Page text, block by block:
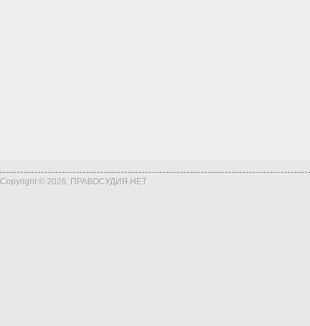
Copyright © 2026, ПРАВОСУДИЯ.НЕТ